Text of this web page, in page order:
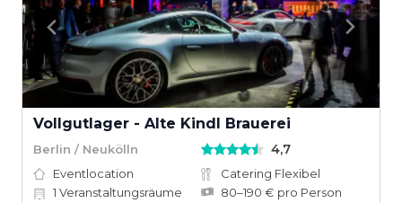
Vollgutlager - Alte Kindl Brauerei
Berlin / Neukölln 4,7
Eventlocation
Catering Flexibel
1 Veranstaltungsräume
80–190 € pro Person